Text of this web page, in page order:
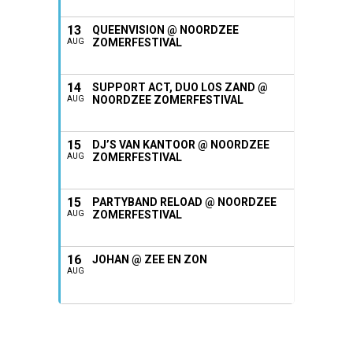
13
AUG
QUEENVISION @ NOORDZEE
ZOMERFESTIVAL
14
AUG
SUPPORT ACT, DUO LOS ZAND @
NOORDZEE ZOMERFESTIVAL
15
AUG
DJ’S VAN KANTOOR @ NOORDZEE
ZOMERFESTIVAL
15
AUG
PARTYBAND RELOAD @ NOORDZEE
ZOMERFESTIVAL
16
AUG
JOHAN @ ZEE EN ZON